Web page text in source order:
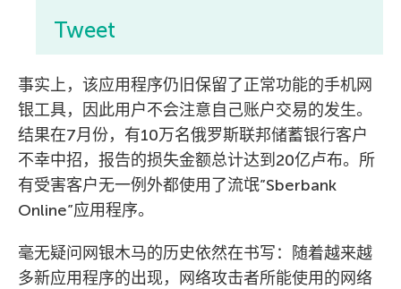
Tweet
事实上，该应用程序仍旧保留了正常功能的手机网
银工具，因此用户不会注意自己账户交易的发生。
结果在7月份，有10万名俄罗斯联邦储蓄银行客户
不幸中招，报告的损失金额总计达到20亿卢布。所
有受害客户无一例外都使用了流氓”Sberbank
Online”应用程序。
毫无疑问网银木马的历史依然在书写：随着越来越
多新应用程序的出现，网络攻击者所能使用的网络